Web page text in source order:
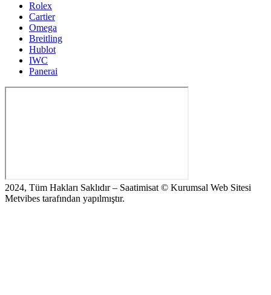
Rolex
Cartier
Omega
Breitling
Hublot
IWC
Panerai
2024, Tüm Hakları Saklıdır – Saatimisat © Kurumsal Web Sitesi
Metvibes tarafından yapılmıştır.